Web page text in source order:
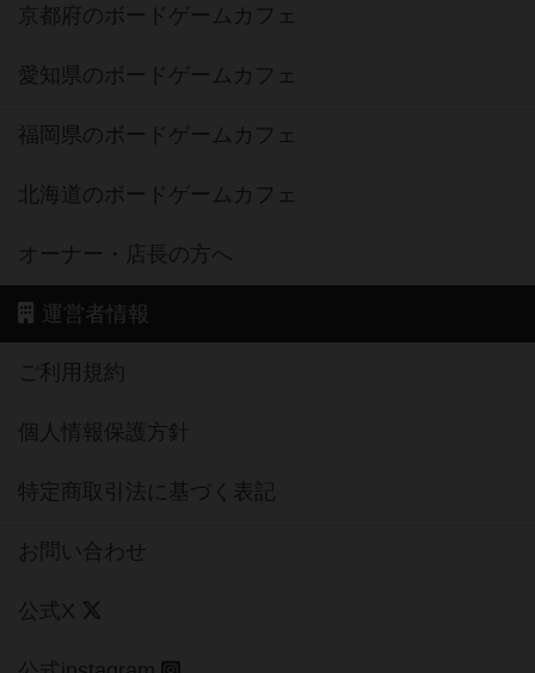
京都府のボードゲームカフェ
愛知県のボードゲームカフェ
福岡県のボードゲームカフェ
北海道のボードゲームカフェ
オーナー・店長の方へ
運営者情報
ご利用規約
個人情報保護方針
特定商取引法に基づく表記
お問い合わせ
公式X